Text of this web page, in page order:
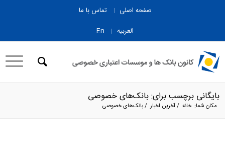
صفحه اصلی
تماس با ما
العربیه
En
بایگانی برچسب برای: بانک‌های خصوصی
مکان شما: خانه /آخرین اخبار /بانک‌های خصوصی